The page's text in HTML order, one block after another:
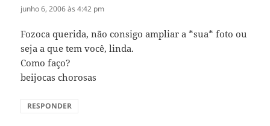
junho 6, 2006 às 4:42 pm
Fozoca querida, não consigo ampliar a *sua* foto ou
seja a que tem você, linda.
Como faço?
beijocas chorosas
RESPONDER